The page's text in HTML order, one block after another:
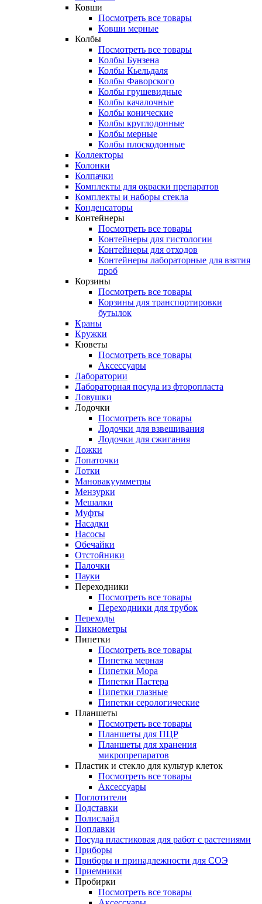
Ковши
Посмотреть все товары
Ковши мерные
Колбы
Посмотреть все товары
Колбы Бунзена
Колбы Кьельдаля
Колбы Фаворского
Колбы грушевидные
Колбы качалочные
Колбы конические
Колбы круглодонные
Колбы мерные
Колбы плоскодонные
Коллекторы
Колонки
Колпачки
Комплекты для окраски препаратов
Комплекты и наборы стекла
Конденсаторы
Контейнеры
Посмотреть все товары
Контейнеры для гистологии
Контейнеры для отходов
Контейнеры лабораторные для взятия
проб
Корзины
Посмотреть все товары
Корзины для транспортировки
бутылок
Краны
Кружки
Кюветы
Посмотреть все товары
Аксессуары
Лаборатории
Лабораторная посуда из фторопласта
Ловушки
Лодочки
Посмотреть все товары
Лодочки для взвешивания
Лодочки для сжигания
Ложки
Лопаточки
Лотки
Мановакуумметры
Мензурки
Мешалки
Муфты
Насадки
Насосы
Обечайки
Отстойники
Палочки
Пауки
Переходники
Посмотреть все товары
Переходники для трубок
Переходы
Пикнометры
Пипетки
Посмотреть все товары
Пипетка мерная
Пипетки Мора
Пипетки Пастера
Пипетки глазные
Пипетки серологические
Планшеты
Посмотреть все товары
Планшеты для ПЦР
Планшеты для хранения
микропрепаратов
Пластик и стекло для культур клеток
Посмотреть все товары
Аксессуары
Поглотители
Подставки
Полислайд
Поплавки
Посуда пластиковая для работ с растениями
Приборы
Приборы и принадлежности для СОЭ
Приемники
Пробирки
Посмотреть все товары